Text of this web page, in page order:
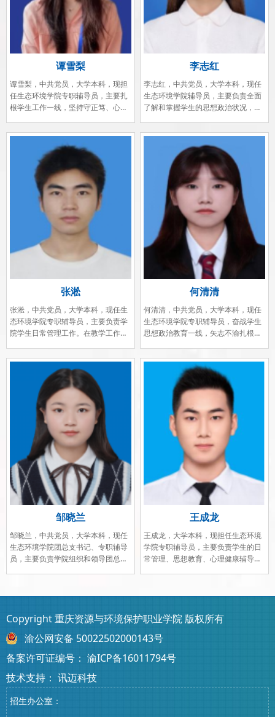
谭雪梨
谭雪梨，中共党员，大学本科，现担
任生态环境学院专职辅导员，主要扎
根学生工作一线，坚持守正笃、心灵
引领、春风化雨：倾心领航学生成
长；坚持敬业爱生、持之以恒：完善
日常管理..
李志红
李志红，中共党员，大学本科，现任
生态环境学院辅导员，主要负责全面
了解和掌握学生的思想政治状况，培
高度重视思想政治教育工作，细致做
好学生事务管理和服务工作。
张淞
张淞，中共党员，大学本科，现任生
态环境学院专职辅导员，主要负责学
院学生日常管理工作。在教学工作、
良的校风、学风；鼓励学生独立、自
强、自信，成长、成人、成才。
何清清
何清清，中共党员，大学本科，现任
生态环境学院专职辅导员，奋战学生
思想政治教育一线，矢志不渝扎根师
作，最执着的追求”理念；牢记立德树
人使命，做学生的知心人和引路人。
邹晓兰
邹晓兰，中共党员，大学本科，现任
生态环境学院团总支书记、专职辅导
员，主要负责学院组织和领导团总支
指导。
王成龙
王成龙，大学本科，现担任生态环境
学院专职辅导员，主要负责学生的日
常管理、思想教育、心理健康辅导及
好的沟通关系，帮助学生解决学习、
Copyright 重庆资源与环境保护职业学院 版权所有
渝公网安备 50022502000143号
备案许可证编号： 渝ICP备16011794号
技术支持： 讯迈科技
招生办公室：